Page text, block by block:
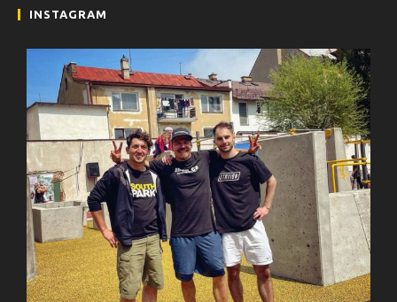
INSTAGRAM